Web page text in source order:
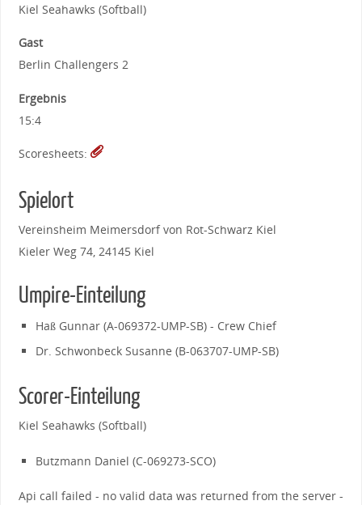
Kiel Seahawks (Softball)
Gast
Berlin Challengers 2
Ergebnis
15:4
Scoresheets:
Spielort
Vereinsheim Meimersdorf von Rot-Schwarz Kiel
Kieler Weg 74, 24145 Kiel
Umpire-Einteilung
Haß Gunnar (A-069372-UMP-SB) - Crew Chief
Dr. Schwonbeck Susanne (B-063707-UMP-SB)
Scorer-Einteilung
Kiel Seahawks (Softball)
Butzmann Daniel (C-069273-SCO)
Api call failed - no valid data was returned from the server -